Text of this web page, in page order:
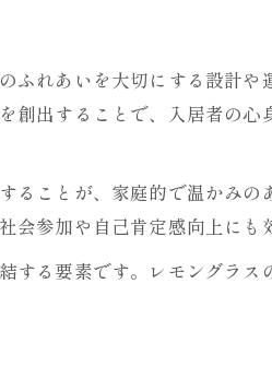
制
組み
ふれあいを大切にする設計や
創出することで、入居者の心
ることが、家庭的で温かみの
参加や自己肯定感向上にも
する要素です。レモングラス